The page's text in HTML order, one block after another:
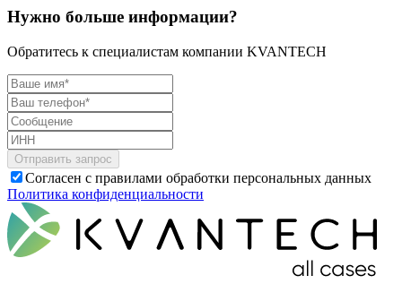
Нужно больше информации?
Обратитесь к специалистам компании KVANTECH
Согласен с правилами обработки персональных данных
Политика конфиденциальности